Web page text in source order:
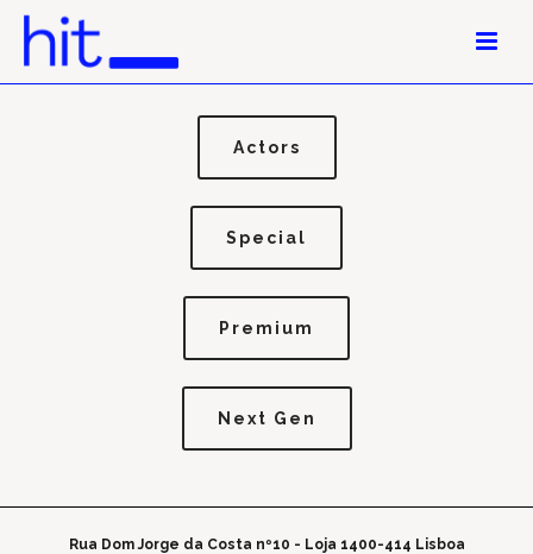
Actors
Special
Premium
Next Gen
Rua Dom Jorge da Costa nº10 - Loja 1400-414 Lisboa